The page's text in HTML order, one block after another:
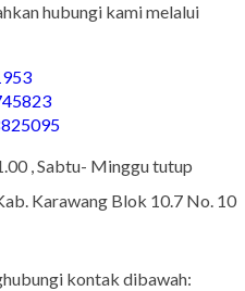
hubungi kami melalui
, Sabtu- Minggu tutup
Karawang Blok 10.7 No. 10
kontak dibawah: